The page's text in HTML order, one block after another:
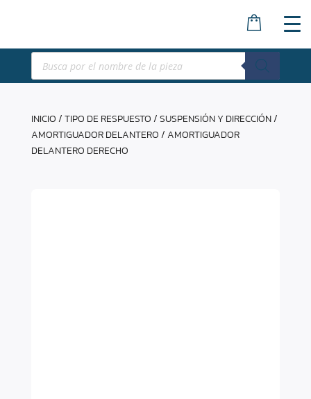
Búsqueda
productos
INICIO/TIPO DE RESPUESTO/SUSPENSIÓN Y DIRECCIÓN/
AMORTIGUADOR DELANTERO/ AMORTIGUADOR
DELANTERO DERECHO